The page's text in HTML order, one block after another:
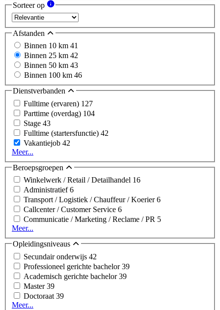
Sorteer op
Afstanden
Binnen 10 km 41
Binnen 25 km 42
Binnen 50 km 43
Binnen 100 km 46
Dienstverbanden
Fulltime (ervaren) 127
Parttime (overdag) 104
Stage 43
Fulltime (startersfunctie) 42
Vakantiejob 42
Meer...
Beroepsgroepen
Winkelwerk / Retail / Detailhandel 16
Administratief6
Transport / Logistiek / Chauffeur / Koerier6
Callcenter / Customer Service 6
Communicatie / Marketing / Reclame / PR 5
Meer...
Opleidingsniveaus
Secundair onderwijs 42
Professioneel gerichte bachelor39
Academisch gerichte bachelor39
Master39
Doctoraat 39
Meer...